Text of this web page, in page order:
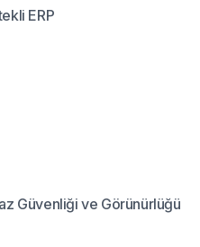
ERP
Güvenliği ve Görünürlüğü